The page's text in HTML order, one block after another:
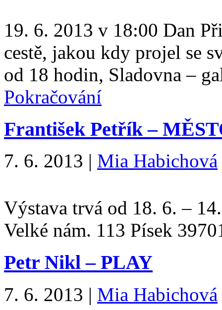
19. 6. 2013 v 18:00 Dan
cestě, jakou kdy projel se
od 18 hodin, Sladovna –
Pokračování
František Petřík –
7. 6. 2013 | Mia Habichová
Výstava trvá od 18. 6. –
Velké nám. 113 Písek
Petr Nikl – PLAY
7. 6. 2013 | Mia Habichová